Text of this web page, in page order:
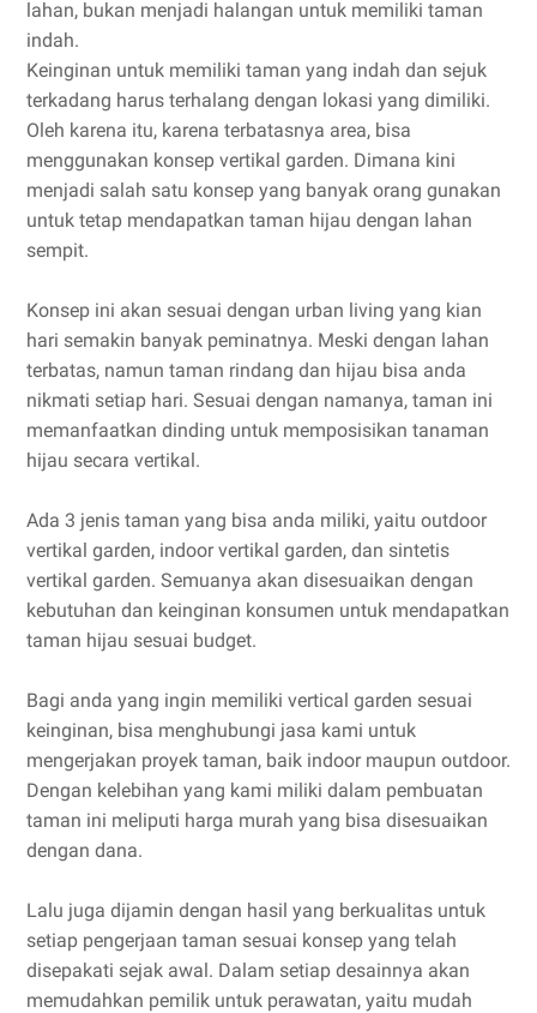
lahan, bukan menjadi halangan untuk memiliki taman
indah.
Keinginan untuk memiliki taman yang indah dan sejuk
terkadang harus terhalang dengan lokasi yang dimiliki.
Oleh karena itu, karena terbatasnya area, bisa
menggunakan konsep vertikal garden. Dimana kini
menjadi salah satu konsep yang banyak orang gunakan
untuk tetap mendapatkan taman hijau dengan lahan
sempit.
Konsep ini akan sesuai dengan urban living yang kian
hari semakin banyak peminatnya. Meski dengan lahan
terbatas, namun taman rindang dan hijau bisa anda
nikmati setiap hari. Sesuai dengan namanya, taman ini
memanfaatkan dinding untuk memposisikan tanaman
hijau secara vertikal.
Ada 3 jenis taman yang bisa anda miliki, yaitu outdoor
vertikal garden, indoor vertikal garden, dan sintetis
vertikal garden. Semuanya akan disesuaikan dengan
kebutuhan dan keinginan konsumen untuk mendapatkan
taman hijau sesuai budget.
Bagi anda yang ingin memiliki vertical garden sesuai
keinginan, bisa menghubungi jasa kami untuk
mengerjakan proyek taman, baik indoor maupun outdoor.
Dengan kelebihan yang kami miliki dalam pembuatan
taman ini meliputi harga murah yang bisa disesuaikan
dengan dana.
Lalu juga dijamin dengan hasil yang berkualitas untuk
setiap pengerjaan taman sesuai konsep yang telah
disepakati sejak awal. Dalam setiap desainnya akan
memudahkan pemilik untuk perawatan, yaitu mudah